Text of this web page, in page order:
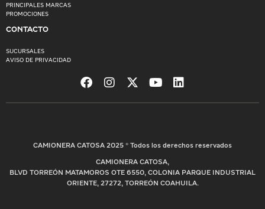
PRINCIPALES MARCAS
PROMOCIONES
CONTACTO
SUCURSALES
AVISO DE PRIVACIDAD
CAMIONERA CATOSA 2025 © Todos los derechos reservados
CAMIONERA CATOSA,
BLVD TORREÓN MATAMOROS OTE 6550, COLONIA PARQUE INDUSTRIAL
ORIENTE, 27272, TORREÓN COAHUILA.